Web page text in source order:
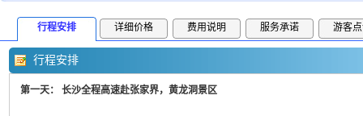
行程安排 详细价格 费用说明 服务承诺 游客
行程安排
第一天： 长沙全程高速赴张家界，黄龙洞景区